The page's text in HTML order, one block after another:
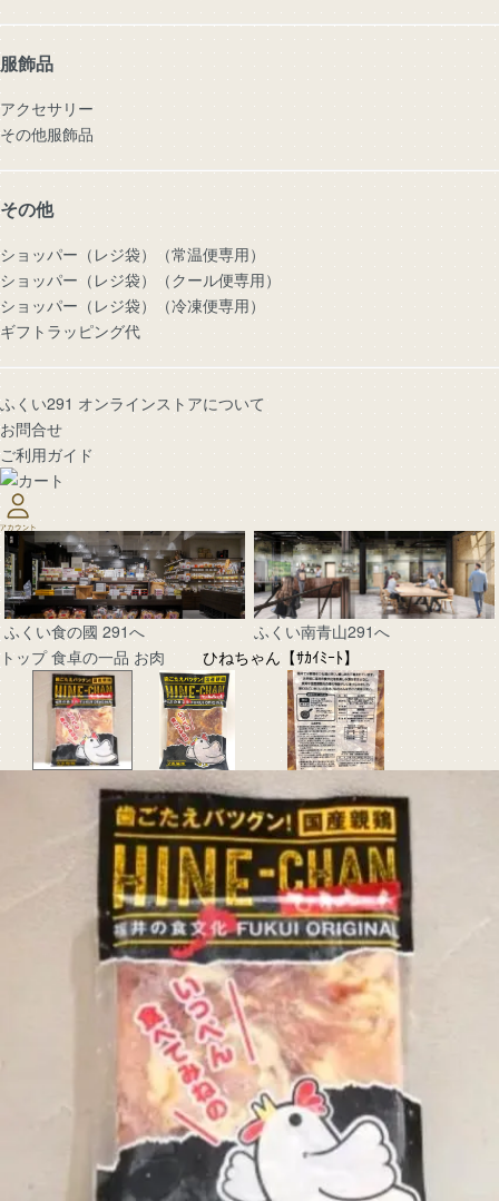
服飾品
アクセサリー
その他服飾品
その他
ショッパー（レジ袋）（常温便専用）
ショッパー（レジ袋）（クール便専用）
ショッパー（レジ袋）（冷凍便専用）
ギフトラッピング代
ふくい291 オンラインストアについて
お問合せ
ご利用ガイド
ふくい食の國 291へ
ふくい南青山291へ
トップ 食卓の一品 お肉 ひねちゃん【ｻｶｲﾐｰﾄ】